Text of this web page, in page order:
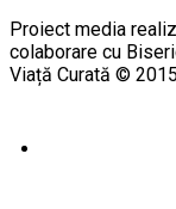
Proiect media
colaborare cu
Viață Curată ©